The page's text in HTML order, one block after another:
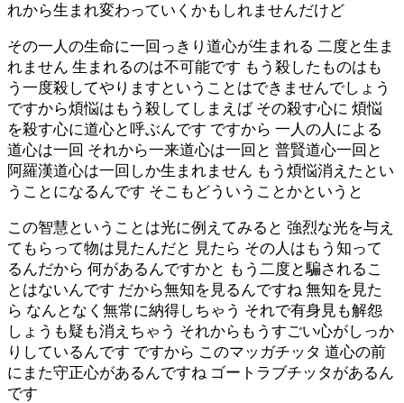
れから生まれ変わっていくかもしれませんだけど
その一人の生命に一回っきり道心が生まれる 二度と生ま
れません 生まれるのは不可能です もう殺したものはも
う一度殺してやりますということはできませんでしょう
ですから煩悩はもう殺してしまえば その殺す心に 煩悩
を殺す心に道心と呼ぶんです ですから 一人の人による
道心は一回 それから一来道心は一回と 普賢道心一回と
阿羅漢道心は一回しか生まれません もう煩悩消えたとい
うことになるんです そこもどういうことかというと
この智慧ということは光に例えてみると 強烈な光を与え
てもらって物は見たんだと 見たら その人はもう知って
るんだから 何があるんですかと もう二度と騙されるこ
とはないんです だから無知を見るんですね 無知を見た
ら なんとなく無常に納得しちゃう それで有身見も解怨
しょうも疑も消えちゃう それからもうすごい心がしっか
りしているんです ですから このマッガチッタ 道心の前
にまた守正心があるんですね ゴートラブチッタがあるん
です